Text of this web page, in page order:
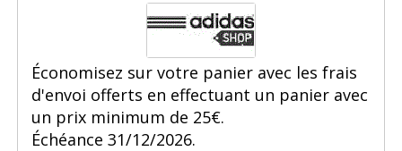
Économisez sur votre panier avec les frais
d'envoi offerts en effectuant un panier avec
un prix minimum de 25€.
Échéance 31/12/2026.